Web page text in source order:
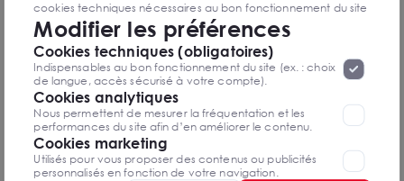
Diagnostics GES en cours de réalisation
Olivia SAUVAT-CORMIER
Chalon sur Saône - Sud Bourgogne
cookies techniques nécessaires au bon fonctionnement du site
seront déposés. Pour plus d’informations, vous pouvez consulter
la page«Protection des données à caractère
personnel ».Lorsque vous naviguez sur notre site internet, il
peut être amenée à déposer des cookies. Vous avez la
possibilité de désactiver les cookies, ces réglages ne seront
valables que sur le navigateur que vous utilisez actuellement
Modifier les préférences
Cookies techniques (obligatoires)
Indispensables au bon fonctionnement du site (ex. : choix
de langue, accès sécurisé à votre compte).
Cookies analytiques
Nous permettent de mesurer la fréquentation et les
performances du site afin d’en améliorer le contenu.
Cookies marketing
Utilisés pour vous proposer des contenus ou publicités
personnalisés en fonction de votre navigation.